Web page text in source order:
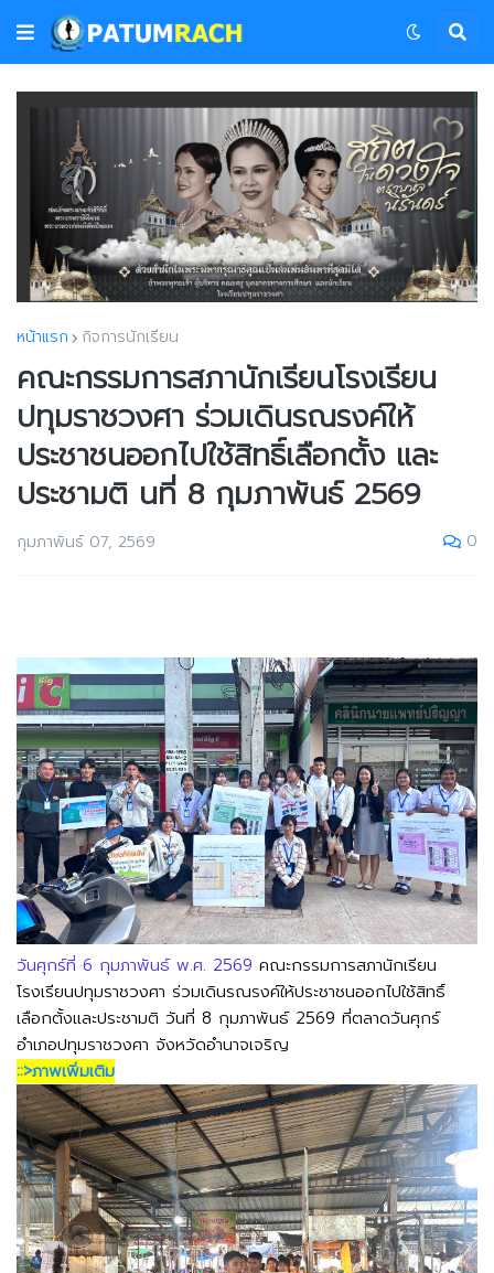
หน้าแรก กิจการนักเรียน
คณะกรรมการสภานักเรียนโรงเรียน
ปทุมราชวงศา ร่วมเดินรณรงค์ให้
ประชาชนออกไปใช้สิทธิ์เลือกตั้ง และ
ประชามติ นที่ 8 กุมภาพันธ์ 2569
กุมภาพันธ์ 07, 2569 0
วันศุกร์ที่ 6 กุมภาพันธ์ พ.ศ. 2569 คณะกรรมการสภานักเรียน
โรงเรียนปทุมราชวงศา ร่วมเดินรณรงค์ให้ประชาชนออกไปใช้สิทธิ์
เลือกตั้งและประชามติ วันที่ 8 กุมภาพันธ์ 2569 ที่ตลาดวันศุกร์
อำเภอปทุมราชวงศา จังหวัดอำนาจเจริญ
::>ภาพเพิ่มเติม